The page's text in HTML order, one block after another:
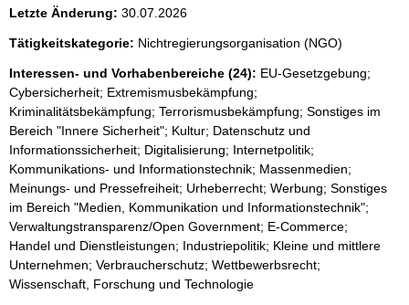
Letzte Änderung: 30.07.2026
Tätigkeitskategorie: Nichtregierungsorganisation (NGO)
Interessen- und Vorhabenbereiche (24): EU-Gesetzgebung;
Cybersicherheit; Extremismusbekämpfung;
Kriminalitätsbekämpfung; Terrorismusbekämpfung; Sonstiges im
Bereich "Innere Sicherheit"; Kultur; Datenschutz und
Informationssicherheit; Digitalisierung; Internetpolitik;
Kommunikations- und Informationstechnik; Massenmedien;
Meinungs- und Pressefreiheit; Urheberrecht; Werbung; Sonstiges
im Bereich "Medien, Kommunikation und Informationstechnik";
Verwaltungstransparenz/Open Government; E-Commerce;
Handel und Dienstleistungen; Industriepolitik; Kleine und mittlere
Unternehmen; Verbraucherschutz; Wettbewerbsrecht;
Wissenschaft, Forschung und Technologie